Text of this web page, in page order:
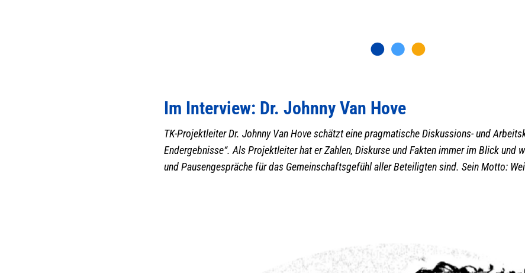
Im Interview: Dr. Johnny Van Hove
TK-Projektleiter Dr. Johnny Van Hove schätzt eine pragmatische Diskussions- und
Endergebnisse“. Als Projektleiter hat er Zahlen, Diskurse und Fakten immer im Blick und
und Pausengespräche für das Gemeinschaftsgefühl aller Beteiligten sind. Sein Motto: